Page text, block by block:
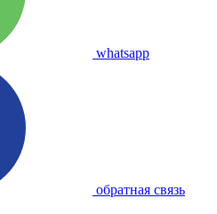
whatsapp
обратная связь